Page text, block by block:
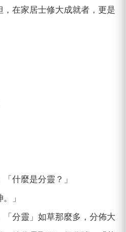
在家居士修大成就者，更是
什麼是分靈？」
」
「分靈」如草那麼多，分佈大